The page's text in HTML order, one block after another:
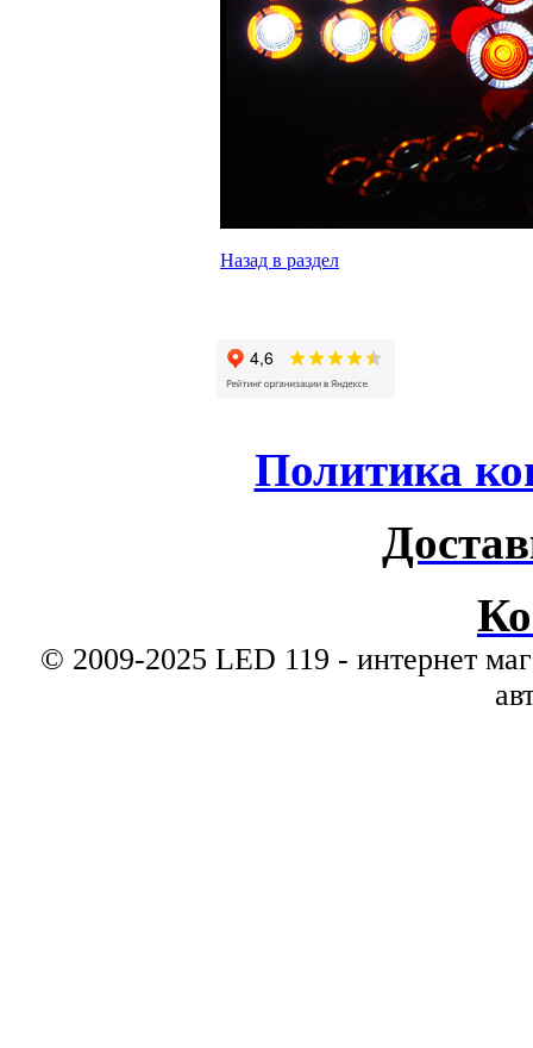
Назад в раздел
Политика
© 2009-2025 LED 119 - интернет